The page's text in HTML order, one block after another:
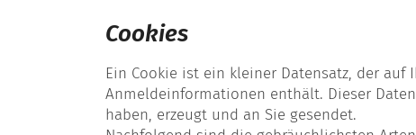
Cookies
Ein Cookie ist ein kleiner Datensatz, der
Anmeldeinformationen enthält. Dieser
haben, erzeugt und an Sie gesendet.